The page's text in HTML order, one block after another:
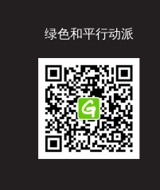
绿色和平行动派